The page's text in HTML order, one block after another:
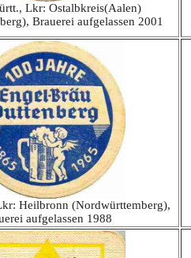
Lkr: Ostalbkreis(Aalen)
Brauerei aufgelassen 2001
Heilbronn (Nordwürttemberg),
aufgelassen 1988